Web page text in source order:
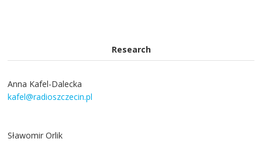
Research
Anna Kafel-Dalecka
kafel@radioszczecin.pl
Sławomir Orlik